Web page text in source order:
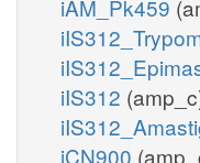
iAM_Pk459
iIS312
iCN900